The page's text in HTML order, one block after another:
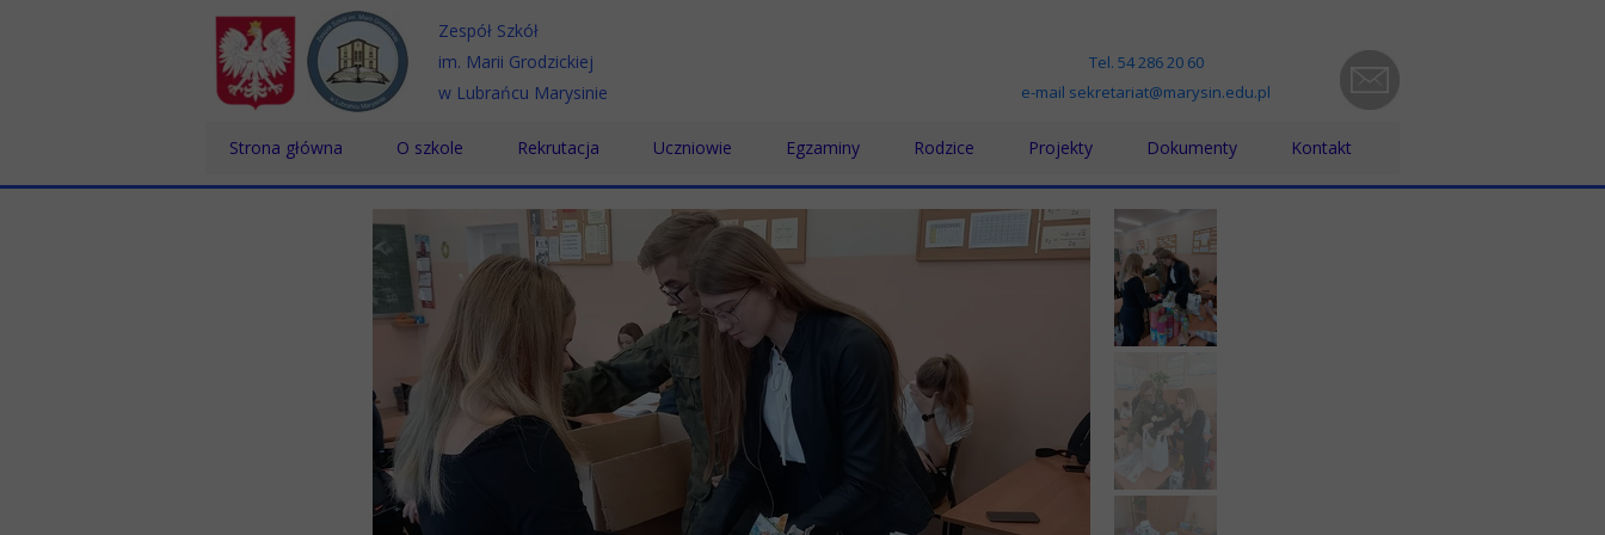
Strona główna O szkole
Patron
Dyrektor
Nauczyciele
Pracownicy
Absolwenci
Certyfikaty
Rekrutacja
Szkoła Branżowa
Uczniowie
Doradztwo zawodowe
Pomoc Psychologiczno-Pedagogiczna
Biblioteka
Konkursy
Egzaminy Rodzice
Pomoc psychologiczno-pedagogiczna
Projekty
Projekt Grecja 2023-1-PL01-KA121-VET000131802
Praktyki w Grecji - projekt nr 2024-1-PL01-KA121-VET000203131
„Podniesienie poziomu kształcenia zawodowego w powiecie włocławskim”
"Międzynarodowa mobilność edukacyjna uczniów i absolwentów oraz
„Rozwijanie kompetencji językowych uczniów na wyjazdach edukacyjnych w
Dokumenty
Standardy Ochrony Małoletnich
Kodeks Etyki
RODO
Raport dostępności
PPK
Kontakt
Zespół Szkół
im. Marii Grodzickiej
w Lubrańcu Marysinie
Tel. 54 286 20 60
e-mail sekretariat@marysin.edu.pl